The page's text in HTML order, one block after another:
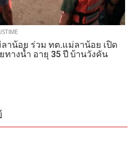
าน้อย ร่วม ทต.แม่ลาน้อย เปิด
างน้ำ อายุ 35 ปี บ้านวังคัน